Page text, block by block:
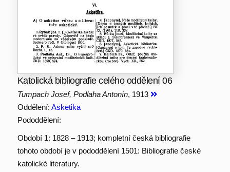
Katolická bibliografie celého oddělení 06
Tumpach Josef, Podlaha Antonín, 1913
Oddělení: Asketika
Pododdělení:
Období 1: 1828 – 1913; kompletní česká bibliografie
tohoto období je v pododdělení 1501: Bibliografie české
katolické literatury.